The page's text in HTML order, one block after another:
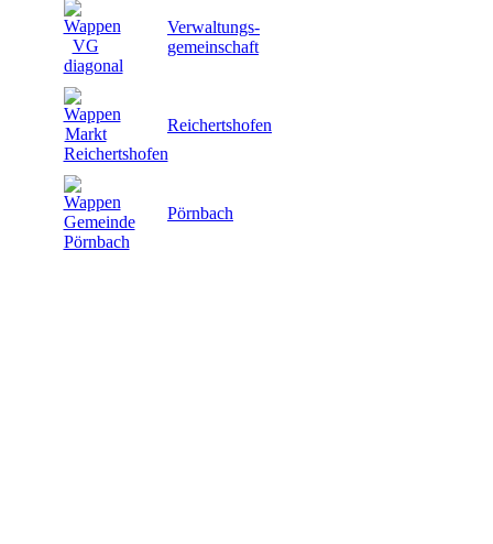
Verwaltungs-
gemeinschaft
Reichertshofen
Pörnbach